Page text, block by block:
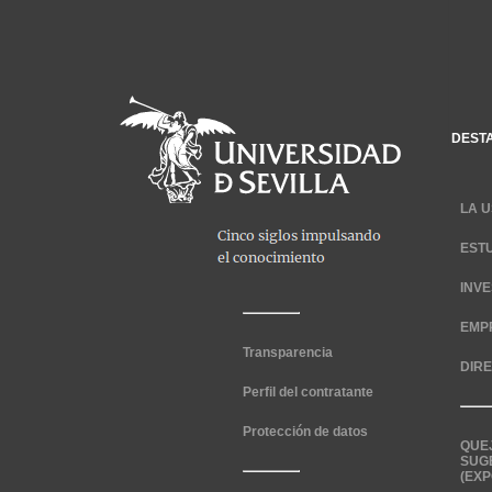
Transparencia
Perfil del contratante
Protección de datos
LA